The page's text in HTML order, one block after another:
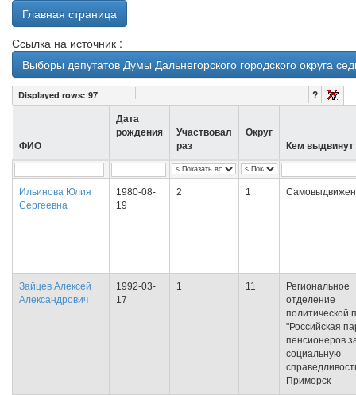
Главная страница
Ссылка на источник :
Выборы депутатов Думы Дальнегорского городского округа
Displayed rows: 97 ?
ФИО
Дата
рождения
Участвовал
раз
Округ
Кем выдвинут
Ильинова Юлия
Сергеевна
1980-08-
19
2 1
Зайцев Алексей
Александрович
1992-03-
17
1 11
Региональное
отделение
политической
"Российская
пенсионеров
социальную
Приморск